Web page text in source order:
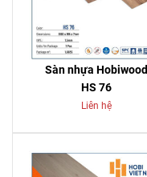
Sàn nhựa Hobiwood
HS 76
Liên hệ